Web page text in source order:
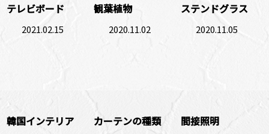
テレビボード
2021.02.15
観葉植物
2020.11.02
ステンドグラス
2020.11.05
韓国インテリア カーテンの種類 間接照明